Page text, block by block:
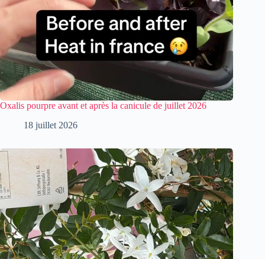
Oxalis pourpre avant et après la canicule de juillet 2026
18 juillet 2026